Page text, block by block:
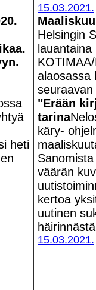
heti
15.03.2021.
Maaliskuu
Helsingin
alaosassa
"Erään
tarina
käry-
väärän
kertoa
uutinen
15.03.2021.